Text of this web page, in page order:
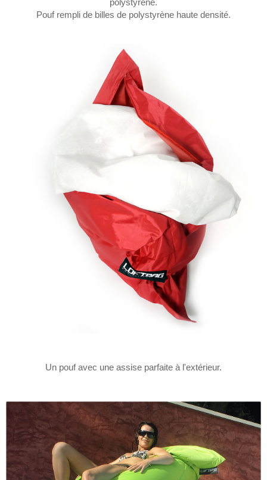
Pouf rempli de billes de polystyrène haute densité.
Un pouf avec une assise parfaite à l'extérieur.